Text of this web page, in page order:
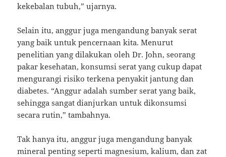
kekebalan tubuh,” ujarnya.
Selain itu, anggur juga mengandung banyak serat
yang baik untuk pencernaan kita. Menurut
penelitian yang dilakukan oleh Dr. John, seorang
pakar kesehatan, konsumsi serat yang cukup dapat
mengurangi risiko terkena penyakit jantung dan
diabetes. “Anggur adalah sumber serat yang baik,
sehingga sangat dianjurkan untuk dikonsumsi
secara rutin,” tambahnya.
Tak hanya itu, anggur juga mengandung banyak
mineral penting seperti magnesium, kalium, dan zat